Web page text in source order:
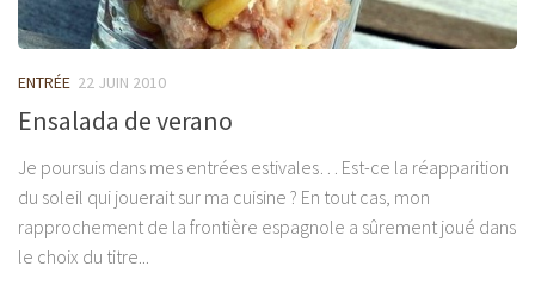
ENTRÉE 22 JUIN 2010
Ensalada de verano
Je poursuis dans mes entrées estivales… Est-ce la réapparition
du soleil qui jouerait sur ma cuisine ? En tout cas, mon
rapprochement de la frontière espagnole a sûrement joué dans
le choix du titre...